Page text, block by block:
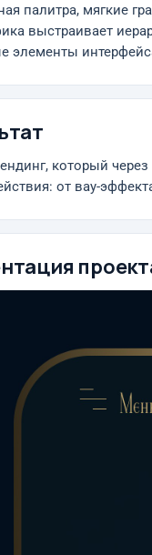
палитра, мягкие
выстраивает
элементы
который
от вау-